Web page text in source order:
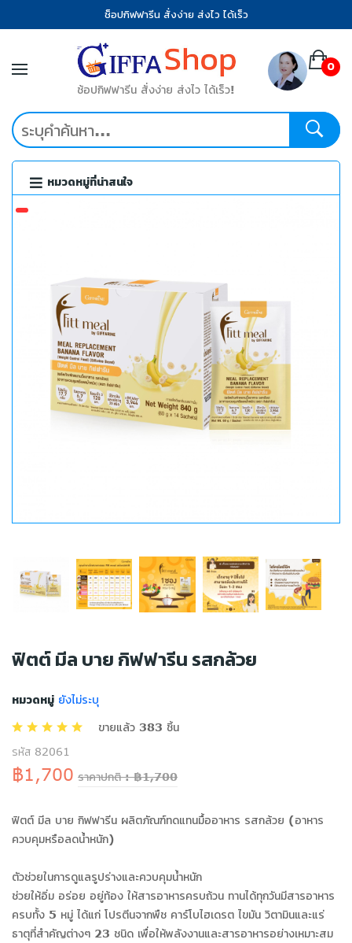
ช็อปกิฟฟารีน สั่งง่าย ส่งไว ได้เร็ว
ช้อปกิฟฟารีน สั่งง่าย ส่งไว ได้เร็ว!
0
หมวดหมู่ที่น่าสนใจ
ฟิตต์ มีล บาย กิฟฟารีน รสกล้วย
หมวดหมู่ ยังไม่ระบุ
ขายแล้ว 383 ชิ้น
รหัส 82061
฿1,700 ราคาปกติ : ฿1,700
ฟิตต์ มีล บาย กิฟฟารีน ผลิตภัณฑ์ทดแทนมื้ออาหาร รสกล้วย (อาหาร
ควบคุมหรือลดน้ำหนัก)
ตัวช่วยในการดูแลรูปร่างและควบคุมน้ำหนัก
ช่วยให้อิ่ม อร่อย อยู่ท้อง ให้สารอาหารครบถ้วน ทานได้ทุกวันมีสารอาหาร
ครบทั้ง 5 หมู่ ได้แก่ โปรตีนจากพืช คาร์โบไฮเดรต ไขมัน วิตามินและแร่
ธาตุที่สำคัญต่างๆ 23 ชนิด เพื่อให้พลังงานและสารอาหารอย่างเหมาะสม